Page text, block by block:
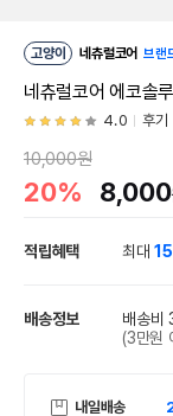
고양이 네츄럴코어 브랜
네츄럴코어 에코솔
4.0 후기
10,000원
20% 8,000
적립혜택 최대
배송정보 배송비
(3만원
내일배송